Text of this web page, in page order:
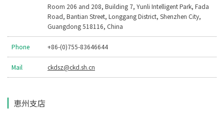
Room 206 and 208, Building 7, Yunli Intelligent Park, Fada
Road, Bantian Street, Longgang District, Shenzhen City,
Guangdong 518116, China
Phone +86-(0)755-83646644
Mail ckdsz@ckd.sh.cn
恵州支店